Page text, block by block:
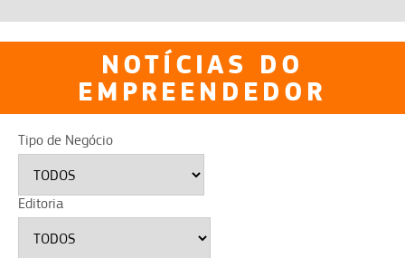
NOTÍCIAS DO
EMPREENDEDOR
Tipo de Negócio
Editoria